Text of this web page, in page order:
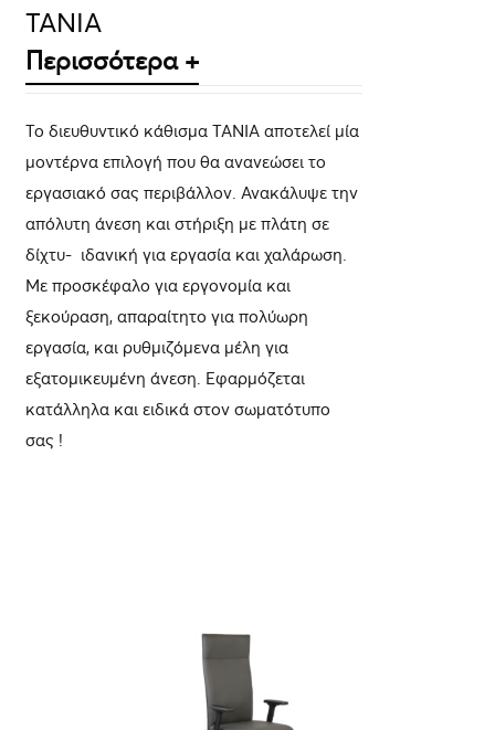
ΤΑΝΙΑ
Περισσότερα +
Το διευθυντικό κάθισμα ΤΑΝΙΑ αποτελεί μία
μοντέρνα επιλογή που θα ανανεώσει το
εργασιακό σας περιβάλλον. Ανακάλυψε την
απόλυτη άνεση και στήριξη με πλάτη σε
δίχτυ- ιδανική για εργασία και χαλάρωση.
Με προσκέφαλο για εργονομία και
ξεκούραση, απαραίτητο για πολύωρη
εργασία, και ρυθμιζόμενα μέλη για
εξατομικευμένη άνεση. Εφαρμόζεται
κατάλληλα και ειδικά στον σωματότυπο
σας !
ΛΕΠΤΟΜΈΡΕΙΕΣ